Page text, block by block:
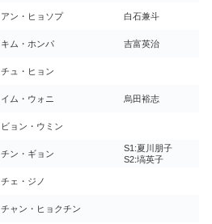
アン・ヒョソプ 白石兼斗
キム・ホンパ 吉富英治
チュ・ヒョン
イム・ウォニ 烏田裕志
ビョン・ウミン
チン・ギョン
S1:夏川朋子
S2:塙英子
チェ・ジノ
チャン・ヒョクチン